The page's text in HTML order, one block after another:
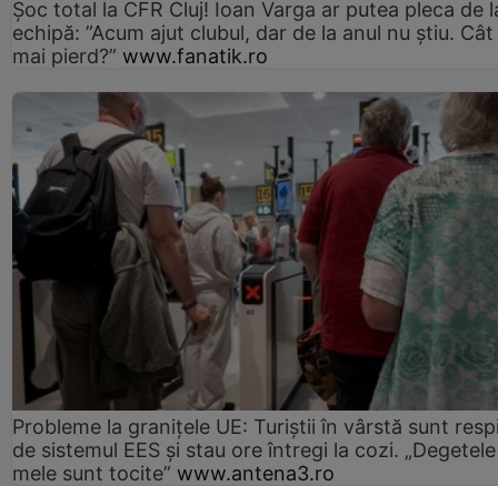
Șoc total la CFR Cluj! Ioan Varga ar putea pleca de
echipă: ”Acum ajut clubul, dar de la anul nu știu. Cât
mai pierd?” www.fanatik.ro
Probleme la granițele UE: Turiștii în vârstă sunt
de sistemul EES și stau ore întregi la cozi. „Degetele
mele sunt tocite” www.antena3.ro